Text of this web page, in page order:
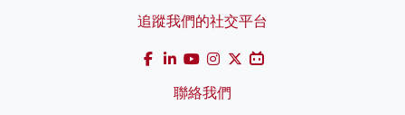
追蹤我們的社交平台
聯絡我們